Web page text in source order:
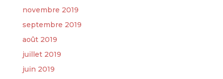
novembre 2019
septembre 2019
août 2019
juillet 2019
juin 2019